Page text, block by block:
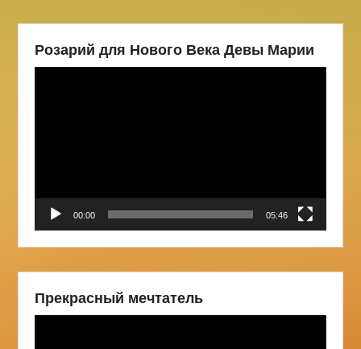
Розарий для Нового Века Девы Марии
00:00 05:46
Прекрасный мечтатель